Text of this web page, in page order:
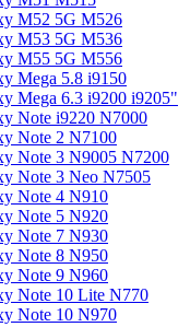
M52 5G M526
M53 5G M536
M55 5G M556
Mega 5.8 i9150
Mega 6.3 i9200 i9205"
Note i9220 N7000
Note 2 N7100
Note 3 N9005 N7200
Note 3 Neo N7505
Note 4 N910
Note 5 N920
Note 7 N930
Note 8 N950
Note 9 N960
Note 10 Lite N770
Note 10 N970